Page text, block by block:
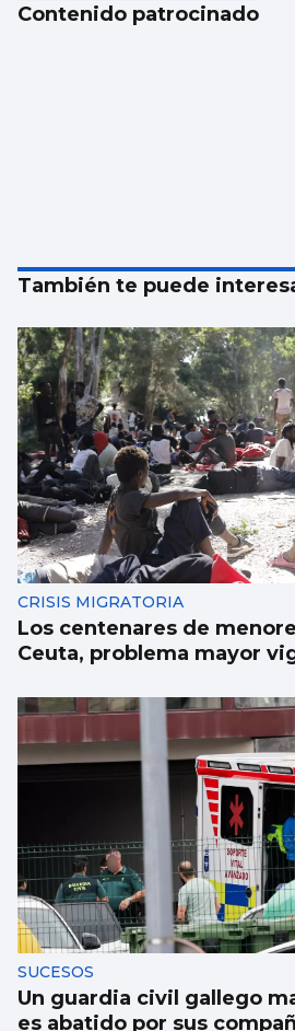
Contenido patrocinado
También te puede
CRISIS MIGRATORIA
Los centenares de
Ceuta, problema mayor
SUCESOS
Un guardia civil gallego
es abatido por sus